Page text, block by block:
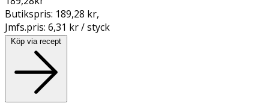
Butikspris: 189,28 kr,
Jmfs.pris: 6,31 kr / styck
Köp via recept